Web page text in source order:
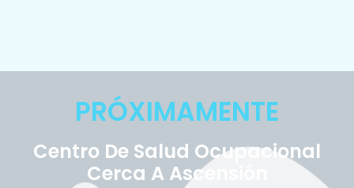
PRÓXIMAMENTE
Centro De Salud Ocupacional
Cerca A Ascensión